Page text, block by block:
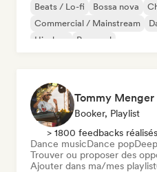
Beats / Lo-fi Bossa nova
Commercial / Mainstream
Hip-hop
Pop soul
Tommy Menger
Booker, Playlist
> 1800 feedbacks réalisés
Dance musicDance pop
Trouver ou proposer des
Ajouter dans ma/mes